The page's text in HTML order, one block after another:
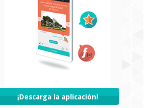
¡Descarga la aplicación!